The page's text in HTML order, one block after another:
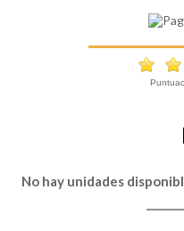
No hay unidades